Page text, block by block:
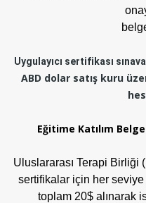
Uygulayıcı sertifikası
ABD dolar satış kuru
Eğitime Katılım
Uluslararası Terapi Birliği
sertifikalar için her
toplam 20$ alınarak